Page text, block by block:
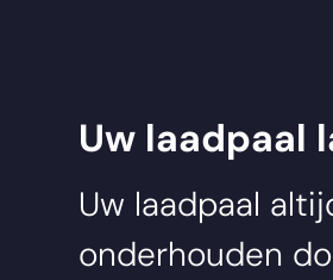
Uw laadpaal
Uw laadpaal
onderhouden